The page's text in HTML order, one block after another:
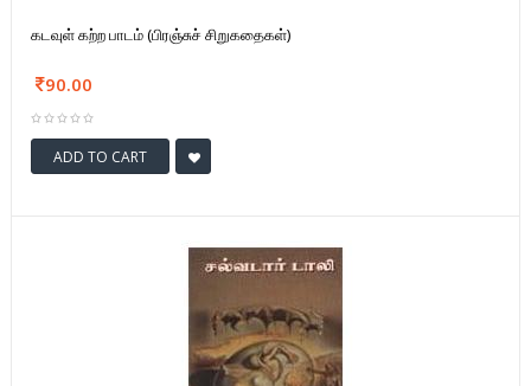
கடவுள் கற்ற பாடம் (பிரஞ்சுச் சிறுகதைகள்)
90.00
ADD TO CART